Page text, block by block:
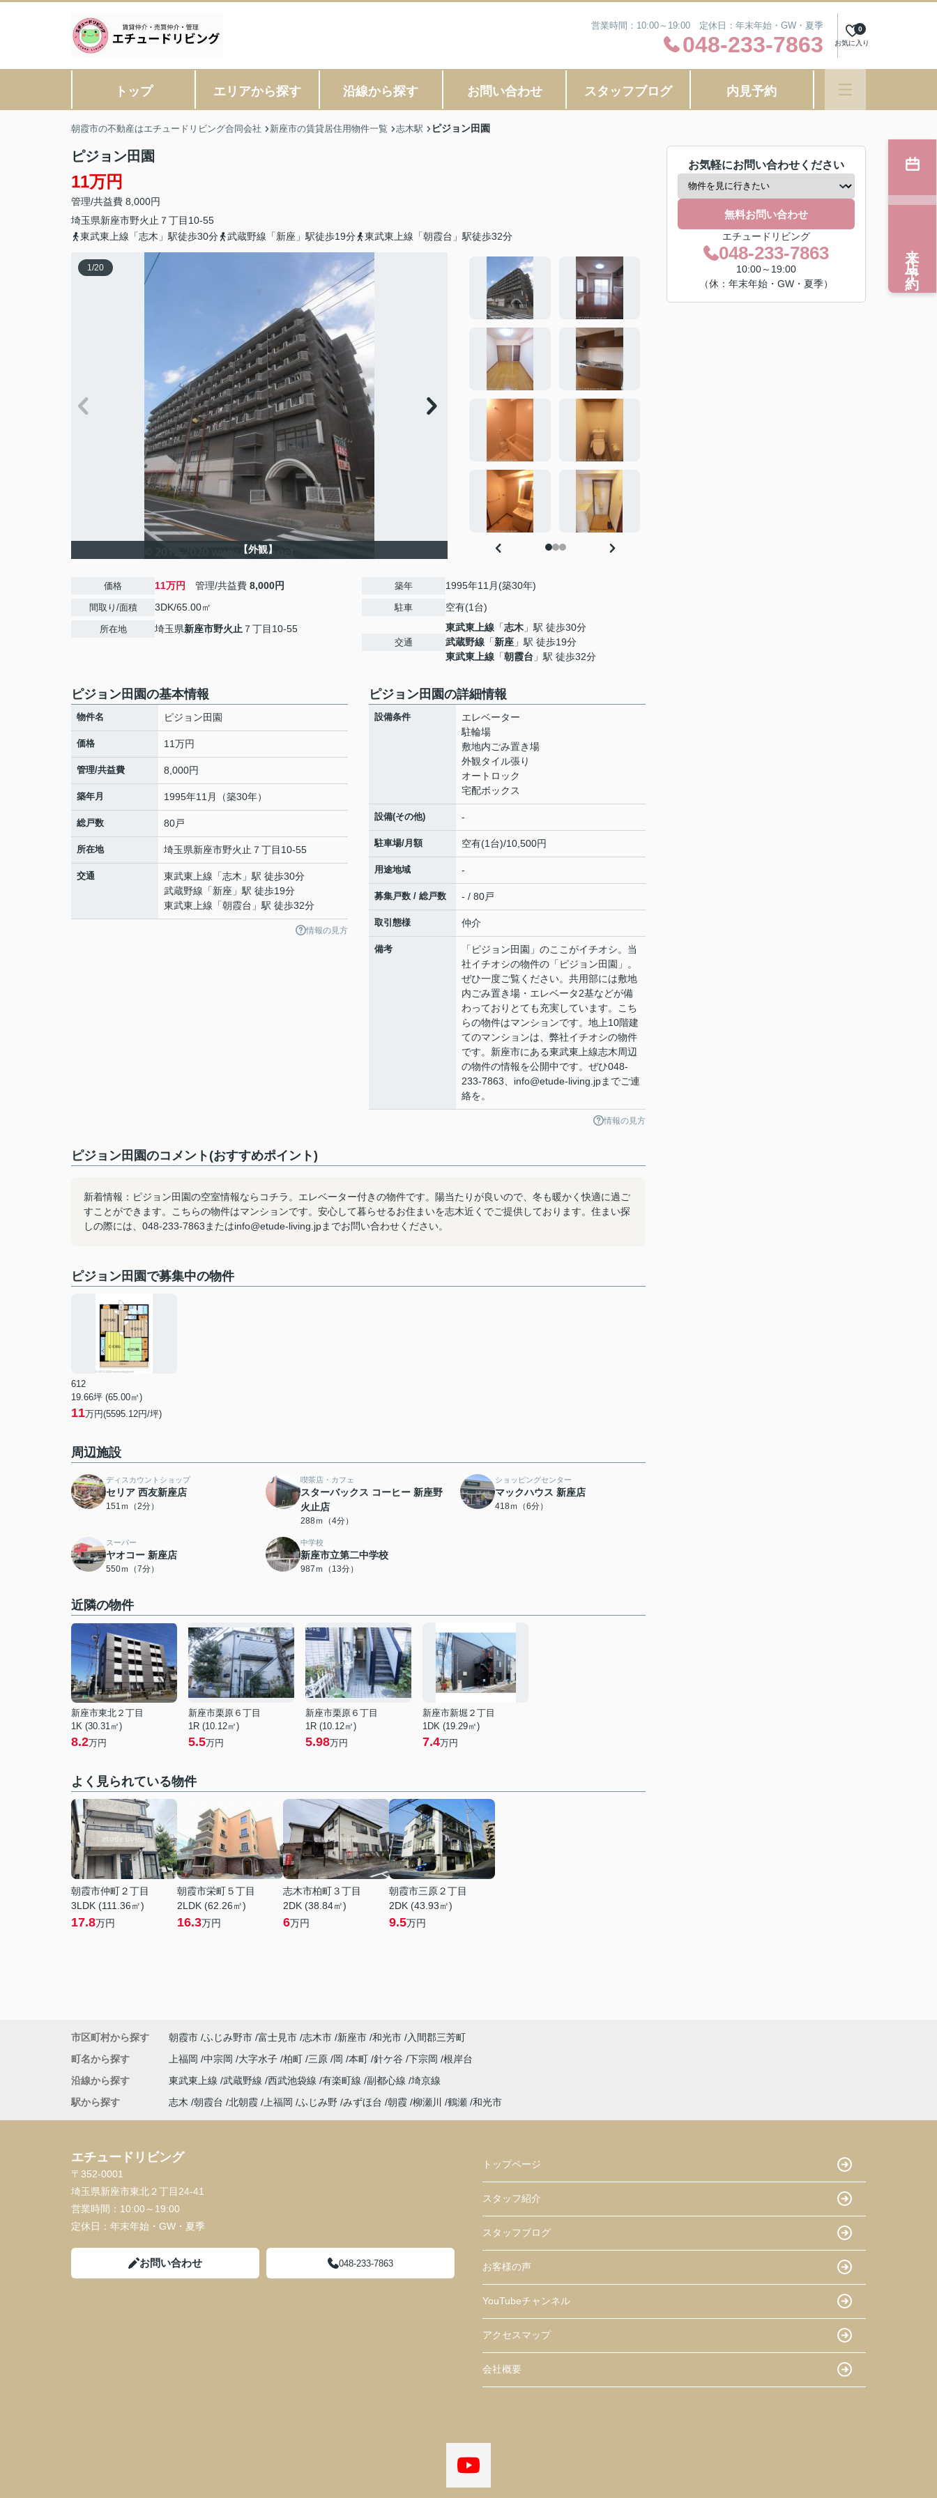
営業時間：10:00～19:00 定休日：年末年始・GW・夏季
048-233-7863 お気に入り
0
トップ エリアから探す 沿線から探す お問い合わせ スタッフブログ 内見予約
朝霞市の不動産はエチュードリビング合同会社 新座市の賃貸居住用物件一覧 志木駅 ピジョン田園
ピジョン田園
11万円
管理/共益費 8,000円
埼玉県新座市野火止 ７丁目10-55
東武東上線「志木」駅徒歩30分
武蔵野線「新座」駅徒歩19分 東武東上線「朝霞台」駅徒歩32分
1/20
【外観】
価格 11万円 管理/共益費 8,000円
間取り/面積 3DK/65.00㎡
所在地 埼玉県新座市野火止 ７丁目10-55
築年 1995年11月(築30年)
駐車 空有(1台)
交通
東武東上線 「志木 」駅 徒歩30分
武蔵野線 「新座 」駅 徒歩19分
東武東上線 「朝霞台 」駅 徒歩32分
ピジョン田園の基本情報
物件名 ピジョン田園
価格 11万円
管理/共益費 8,000円
築年月 1995年11月（築30年）
総戸数 80戸
所在地 埼玉県新座市野火止 ７丁目10-55
交通 東武東上線 「志木 」駅 徒歩30分
武蔵野線 「新座 」駅 徒歩19分
東武東上線 「朝霞台 」駅 徒歩32分
情報の見方
ピジョン田園の詳細情報
設備条件
エレベーター
駐輪場
敷地内ごみ置き場
外観タイル張り
オートロック
宅配ボックス
設備(その他) -
駐車場/月額 空有(1台)/10,500円
用途地域 -
募集戸数 / 総戸数 - / 80戸
取引態様 仲介
備考
「ピジョン田園」のここがイチオシ。当
社イチオシの物件の「ピジョン田園」。
ぜひ一度ご覧ください。共用部には敷地
内ごみ置き場・エレベータ2基などが備
わっておりとても充実しています。こち
らの物件はマンションです。地上10階建
てのマンションは、弊社イチオシの物件
です。新座市にある東武東上線志木周辺
の物件の情報を公開中です。ぜひ048-
233-7863、info@etude-living.jpまでご連
絡を。
情報の見方
ピジョン田園のコメント(おすすめポイント)
新着情報：ピジョン田園の空室情報ならコチラ。エレベーター付きの物件です。陽当たりが良いので、冬も暖かく快適に過ご
すことができます。こちらの物件はマンションです。安心して暮らせるお住まいを志木近くでご提供しております。住まい探
しの際には、048-233-7863またはinfo@etude-living.jpまでお問い合わせください。
ピジョン田園で募集中の物件
612
19.66坪 (65.00㎡)
11万円(5595.12円/坪)
周辺施設
ディスカウントショップ
セリア 西友新座店
151ｍ（2分）
喫茶店・カフェ
スターバックス コーヒー 新座野
火止店
288ｍ（4分）
ショッピングセンター
マックハウス 新座店
418ｍ（6分）
スーパー
ヤオコー 新座店
550ｍ（7分）
中学校
新座市立第二中学校
987ｍ（13分）
近隣の物件
新座市東北２丁目
1K (30.31㎡)
8.2万円
新座市栗原６丁目
1R (10.12㎡)
5.5万円
新座市栗原６丁目
1R (10.12㎡)
5.98万円
新座市新堀２丁目
1DK (19.29㎡)
7.4万円
よく見られている物件
朝霞市仲町２丁目
3LDK (111.36㎡)
17.8万円
朝霞市栄町５丁目
2LDK (62.26㎡)
16.3万円
志木市柏町３丁目
2DK (38.84㎡)
6万円
朝霞市三原２丁目
2DK (43.93㎡)
9.5万円
お気軽にお問い合わせください
無料お問い合わせ
エチュードリビング
048-233-7863
10:00～19:00
（休：年末年始・GW・夏季）
来店予約
市区町村から探す 朝霞市 ふじみ野市 富士見市 志木市 新座市 和光市
入間郡三芳町
町名から探す
上福岡 中宗岡 大字水子 柏町 三原 岡 本町 針ケ谷 下宗岡
根岸台
沿線から探す
東武東上線 武蔵野線 西武池袋線 有楽町線 副都心線 埼京線
駅から探す
志木 朝霞台 北朝霞 上福岡 ふじみ野 みずほ台 朝霞 柳瀬川 鶴瀬 和光市
エチュードリビング
〒352-0001
埼玉県新座市東北２丁目24-41
営業時間： 10:00～19:00
定休日： 年末年始・GW・夏季
お問い合わせ 048-233-7863
トップページ
スタッフ紹介
スタッフブログ
お客様の声
YouTubeチャンネル
アクセスマップ
会社概要